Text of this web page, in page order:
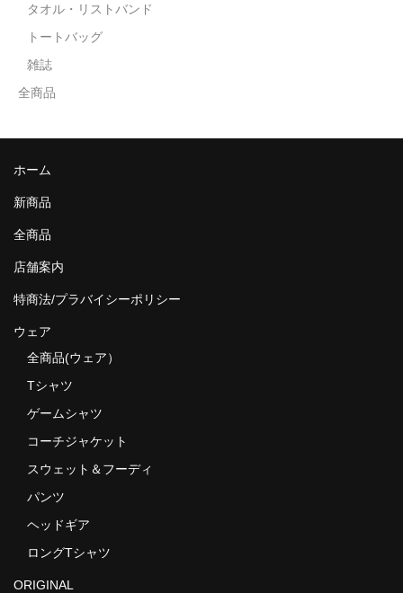
タオル・リストバンド
トートバッグ
雑誌
全商品
ホーム
新商品
全商品
店舗案内
特商法/プラバイシーポリシー
ウェア
全商品(ウェア）
Tシャツ
ゲームシャツ
コーチジャケット
スウェット＆フーディ
パンツ
ヘッドギア
ロングTシャツ
ORIGINAL